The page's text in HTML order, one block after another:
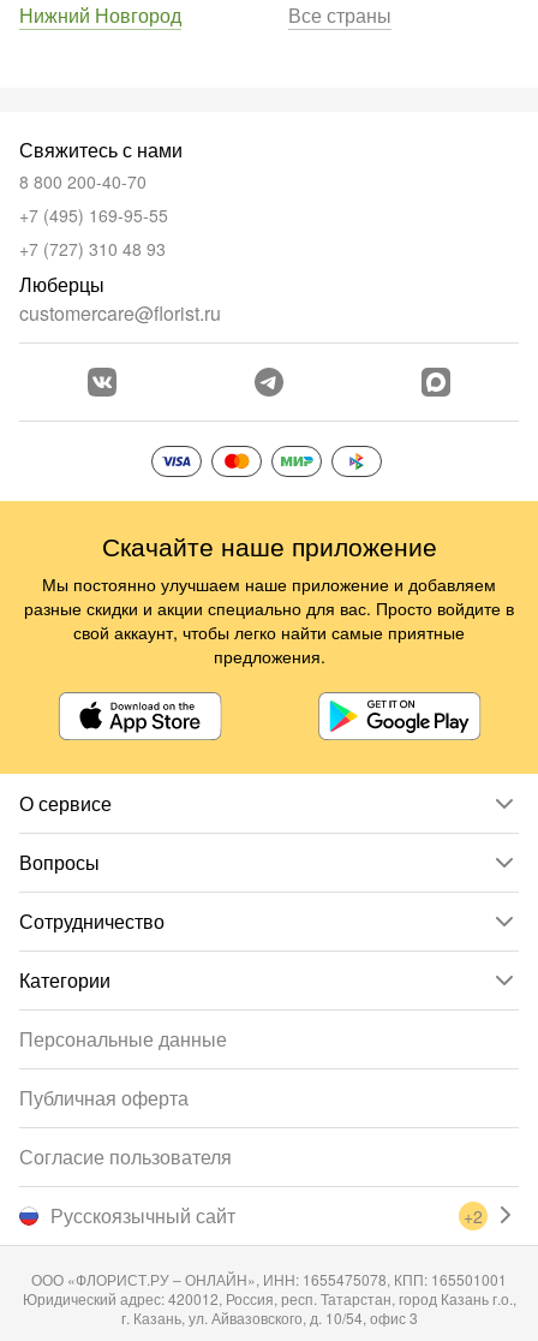
Нижний Новгород
Все страны
О сервисе
Вопросы
Сотрудничество
Категории
Свяжитесь с нами
8 800 200-40-70
+7 (495) 169-95-55
+7 (727) 310 48 93
Люберцы
customercare@florist.ru
Русскоязычный сайт +2
Персональные данные
Публичная оферта
Согласие пользователя
ООО «ФЛОРИСТ.РУ – ОНЛАЙН», ИНН: 1655475078, КПП: 165501001
Юридический адрес: 420012, Россия, респ. Татарстан, город Казань г.о.,
г. Казань, ул. Айвазовского, д. 10/54, офис 3
Скачайте наше приложение
Мы постоянно улучшаем наше приложение и добавляем
разные скидки и акции специально для вас. Просто войдите в
свой аккаунт, чтобы легко найти самые приятные
предложения.